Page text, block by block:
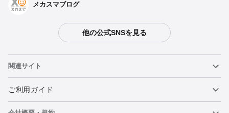
メカスマブログ
他の公式SNSを見る
関連サイト
ねんどろいど
ご利用ガイド